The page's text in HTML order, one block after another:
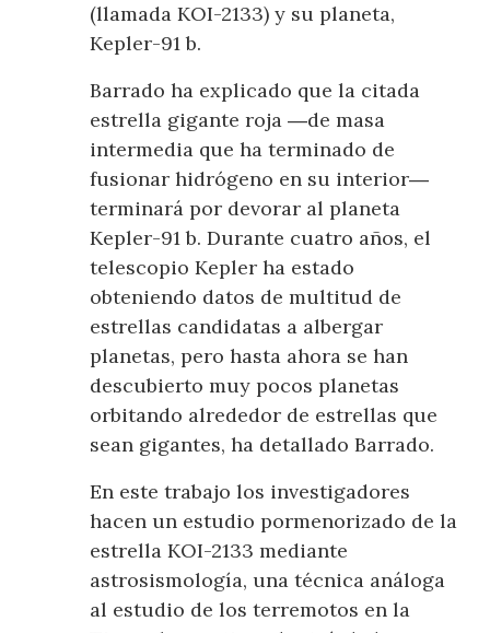
(llamada KOI-2133) y su planeta,
Kepler-91 b.
Barrado ha explicado que la citada
estrella gigante roja ―de masa
intermedia que ha terminado de
fusionar hidrógeno en su interior―
terminará por devorar al planeta
Kepler-91 b. Durante cuatro años, el
telescopio Kepler ha estado
obteniendo datos de multitud de
estrellas candidatas a albergar
planetas, pero hasta ahora se han
descubierto muy pocos planetas
orbitando alrededor de estrellas que
sean gigantes, ha detallado Barrado.
En este trabajo los investigadores
hacen un estudio pormenorizado de la
estrella KOI-2133 mediante
astrosismología, una técnica análoga
al estudio de los terremotos en la